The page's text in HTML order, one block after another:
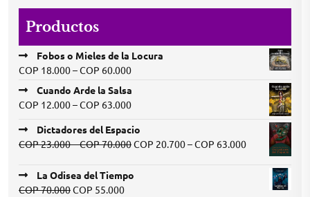
Productos
Fobos o Mieles de la Locura
COP 18.000–COP 60.000Price
COP 18.000
COP 60.000
Cuando Arde la Salsa
COP 12.000–COP 63.000Price
COP 12.000
through
Dictadores del Espacio
COP23.000–COP70.000Price
COP 20.700–COP 63.000Price
range:
COP 20.700
through
La Odisea del Tiempo
COP70.000Original
COP 55.000Current